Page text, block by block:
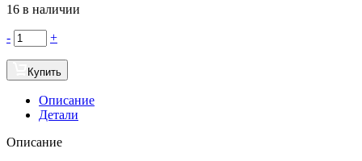
16 в наличии
- +
Купить
Описание
Детали
Описание